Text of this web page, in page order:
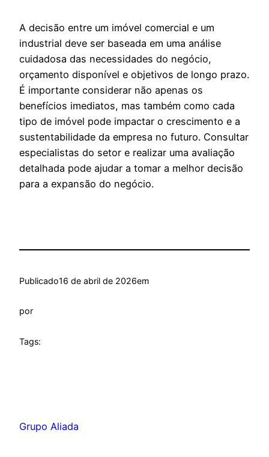
A decisão entre um imóvel comercial e um
industrial deve ser baseada em uma análise
cuidadosa das necessidades do negócio,
orçamento disponível e objetivos de longo prazo.
É importante considerar não apenas os
benefícios imediatos, mas também como cada
tipo de imóvel pode impactar o crescimento e a
sustentabilidade da empresa no futuro. Consultar
especialistas do setor e realizar uma avaliação
detalhada pode ajudar a tomar a melhor decisão
para a expansão do negócio.
Publicado16 de abril de 2026em
por
Tags:
Grupo Aliada